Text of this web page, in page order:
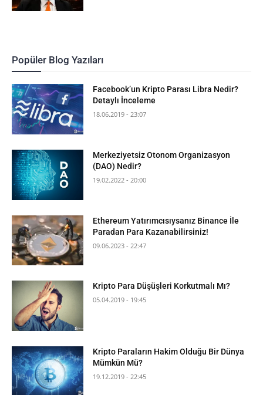
Popüler Blog Yazıları
Facebook’un Kripto Parası Libra Nedir?
Detaylı İnceleme
18.06.2019 - 23:07
Merkeziyetsiz Otonom Organizasyon
(DAO) Nedir?
19.02.2022 - 20:00
Ethereum Yatırımcısıysanız Binance İle
Paradan Para Kazanabilirsiniz!
09.06.2023 - 22:47
Kripto Para Düşüşleri Korkutmalı Mı?
05.04.2019 - 19:45
Kripto Paraların Hakim Olduğu Bir Dünya
Mümkün Mü?
19.12.2019 - 22:45